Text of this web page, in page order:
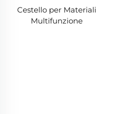
Cestello per Materiali
Multifunzione